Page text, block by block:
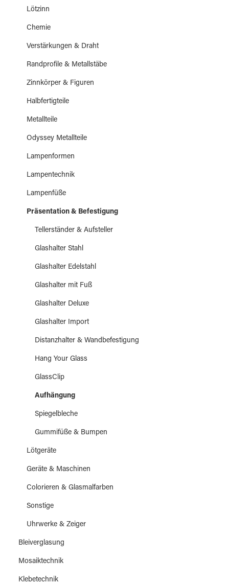
Lötzinn
Chemie
Verstärkungen & Draht
Randprofile & Metallstäbe
Zinnkörper & Figuren
Halbfertigteile
Metallteile
Odyssey Metallteile
Lampenformen
Lampentechnik
Lampenfüße
Präsentation & Befestigung
Tellerständer & Aufsteller
Glashalter Stahl
Glashalter Edelstahl
Glashalter mit Fuß
Glashalter Deluxe
Glashalter Import
Distanzhalter & Wandbefestigung
Hang Your Glass
GlassClip
Aufhängung
Spiegelbleche
Gummifüße & Bumpen
Lötgeräte
Geräte & Maschinen
Colorieren & Glasmalfarben
Sonstige
Uhrwerke & Zeiger
Bleiverglasung
Mosaiktechnik
Klebetechnik